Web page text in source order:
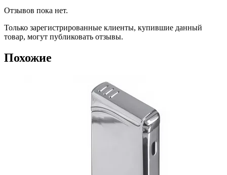
Отзывов пока нет.
Только зарегистрированные клиенты, купившие данный
товар, могут публиковать отзывы.
Похожие